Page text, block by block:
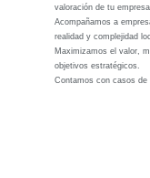
valoración de tu
Acompañamos a
realidad y complejidad
Maximizamos el valor,
objetivos estratégicos.
Contamos con casos de